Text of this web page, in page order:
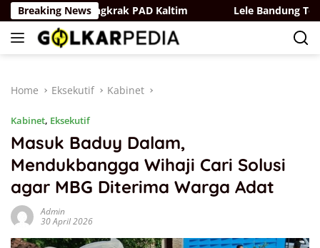
Skip
to
content
Breaking News
untuk Dongkrak PAD Kaltim Lele Bandung
Home Eksekutif Kabinet
Kabinet, Eksekutif
Masuk Baduy Dalam,
Mendukbangga Wihaji Cari Solusi
agar MBG Diterima Warga Adat
Admin
30 April 2026